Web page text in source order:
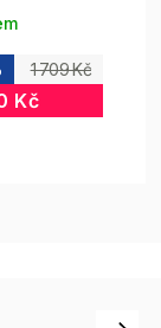
1 709 Kč
Kč